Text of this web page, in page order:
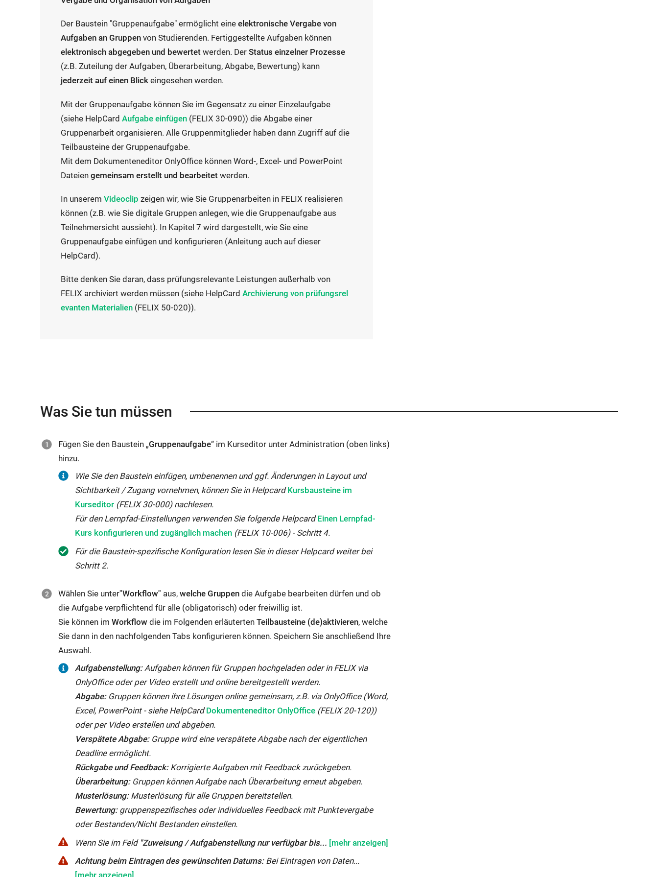
Der Baustein "Gruppenaufgabe" ermöglicht eineelektronische Vergabe von
Aufgaben an Gruppenvon Studierenden. Fertiggestellte Aufgaben können
elektronisch abgegeben und bewertet werden. DerStatus einzelner Prozesse
(z.B. Zuteilung der Aufgaben, Überarbeitung, Abgabe, Bewertung) kann
jederzeit auf einen Blick eingesehen werden.
Mit der Gruppenaufgabe können Sie im Gegensatz zu einer Einzelaufgabe
(siehe HelpCardE
x
t
e
r
e
r
L
i
k
i
e
F
n
s
t
e
r
e
Aufgabe einfügen (FELIX 30-090)) die Abgabe einer
Gruppenarbeit organisieren. Alle Gruppenmitglieder haben dann Zugriff auf die
Teilbausteine der Gruppenaufgabe.
Mit dem Dokumenteneditor OnlyOffice können Word-, Excel- und PowerPoint
Dateiengemeinsam erstellt und bearbeitet werden.
In unseremE
x
t
e
e
r
L
d
u
e
m
F
e
n
s
e
r
g
e
f
f
n
e
t:
Videoclip zeigen wir, wie Sie Gruppenarbeiten in FELIX realisieren
können (z.B. wie Sie digitale Gruppen anlegen, wie die Gruppenaufgabe aus
Teilnehmersicht aussieht). In Kapitel 7 wird dargestellt, wie Sie eine
Gruppenaufgabe einfügen und konfigurieren (Anleitung auch auf dieser
HelpCard).
Bitte denken Sie daran, dass prüfungsrelevante Leistungen außerhalb von
FELIX archiviert werden müssen (siehe HelpCardE
k
i
r
i
n
n
e
m
F
e
t
Archivierung von prüfungsrel
evanten Materialien ​​​​​​​ (FELIX 50-020)).
Was Sie tun müssen
Fügen Sie den Baustein „Gruppenaufgabe“ im Kurseditor unter Administration (oben links)
hinzu.
Wie Sie den Baustein einfügen, umbenennen und ggf. Änderungen in Layout und
Sichtbarkeit / Zugang vornehmen, können Sie in HelpcardInterner
öffnet
sich
Kursbausteine im
Kurseditor (FELIX 30-000) nachlesen.
Für den Lernpfad-Einstellungen verwenden Sie folgende HelpcardInterner
Link
öffnet
gleichen
Einen Lernpfad-
Kurs konfigurieren und zugänglich machen (FELIX 10-006) - Schritt 4.
Für die Baustein-spezifische Konfiguration lesen Sie in dieser Helpcard weiter bei
Schritt 2.
Wählen Sie unter"Workflow" aus,welche Gruppen die Aufgabe bearbeiten dürfen und ob
die Aufgabe verpflichtend für alle (obligatorisch) oder freiwillig ist.
Sie können imWorkflow die im Folgenden erläutertenTeilbausteine (de)aktivieren, welche
Sie dann in den nachfolgenden Tabs konfigurieren können. Speichern Sie anschließend Ihre
Auswahl.
Aufgabenstellung:Aufgaben können für Gruppen hochgeladen oder in FELIX via
OnlyOffice oder per Video erstellt und online bereitgestellt werden.
Abgabe:Gruppen können ihre Lösungen online gemeinsam, z.B. via OnlyOffice (Word,
Excel, PowerPoint - siehe HelpCardExterner
Link
wird
neuem
Fenster
geöffnet:
Dokumenteneditor OnlyOffice ​​​​​​​ (FELIX 20-120))
oder per Video erstellen und abgeben.
Verspätete Abgabe: Gruppe wird eine verspätete Abgabe nach der eigentlichen
Deadline ermöglicht.
Rückgabe und Feedback: Korrigierte Aufgaben mit Feedback zurückgeben.
Überarbeitung:Gruppen können Aufgabe nach Überarbeitung erneut abgeben.
Musterlösung:Musterlösung für alle Gruppen bereitstellen.
Bewertung:gruppenspezifisches oder individuelles Feedback mit Punktevergabe
oder Bestanden/Nicht Bestanden einstellen.
Wenn
Sie
im
Wenn Sie im Feld "Zuweisung / Aufgabenstellung nur verfügbar bis...
Achtung
Achtung beim Eintragen des gewünschten Datums:Bei Eintragen von Daten...